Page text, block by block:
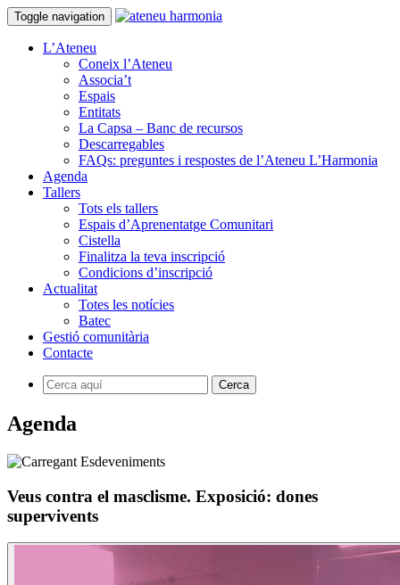
Toggle navigation
L’Ateneu
Coneix l’Ateneu
Associa’t
Espais
Entitats
La Capsa – Banc de recursos
Descarregables
FAQs: preguntes i respostes de l’Ateneu L’Harmonia
Agenda
Tallers
Tots els tallers
Espais d’Aprenentatge Comunitari
Cistella
Finalitza la teva inscripció
Condicions d’inscripció
Actualitat
Totes les notícies
Batec
Gestió comunitària
Contacte
Agenda
Veus contra el masclisme. Exposició: dones
supervivents